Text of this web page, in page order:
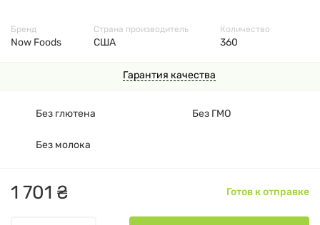
Гарантия качества
1 701 ₴ Готов к отправке
Без глютена Без ГМО
Без молока
Бренд
Now Foods
Страна производитель
США
Количество
360